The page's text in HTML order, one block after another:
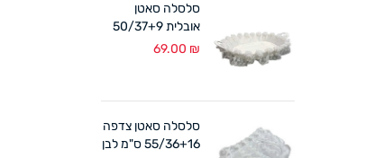
סלסלה סאטן
אובלית 50/37+9
ס"מ לבן
69.00 ₪
סלסלה סאטן צדפה
55/36+16 ס"מ לבן